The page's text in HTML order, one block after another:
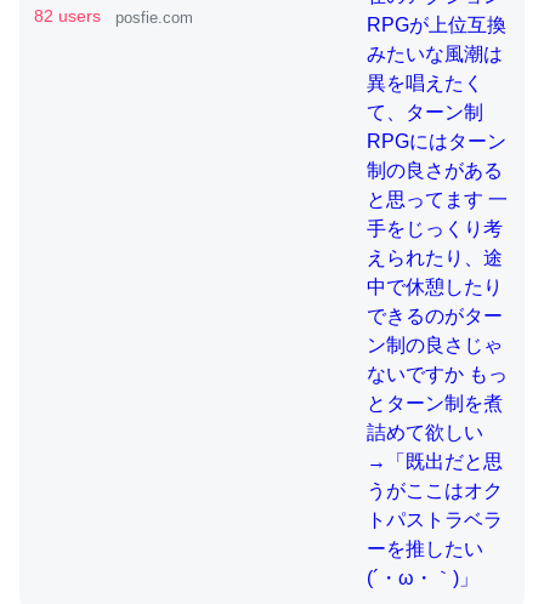
これを元に考えるとカルシウムを大量に使う脊椎動物と貝
類は苦労してるんだな…。腹足類だと殻を無くしてナメク
─ニュース :: 【研究発表】昆虫学の大問題＝「昆虫はなぜ海にいな
ウチもEchoを実家に置いて４年。でたまに覗いてる。ぼ
ちぼちRingも置こうかと画策中。あと、Googleマップで
位置情報を共有してる。電池残量や充電中かが分かるので
─たまにLINEするくらいだった遠方の父67歳と僕。ITツール導入で
コミュニケーションが劇的に変化した｜tayorini by LIFULL介護
にはターン制の良さがあると思って
82 users posfie.com